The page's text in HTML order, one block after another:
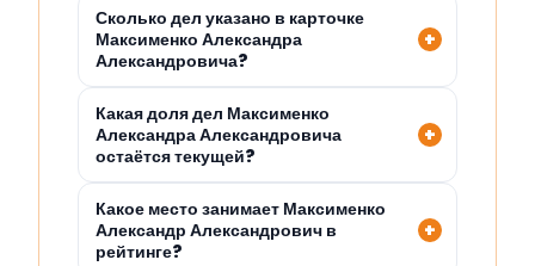
Сколько дел указано в карточке
Максименко Александра
Александровича?
Какая доля дел Максименко
Александра Александровича
остаётся текущей?
Какое место занимает Максименко
Александр Александрович в
рейтинге?